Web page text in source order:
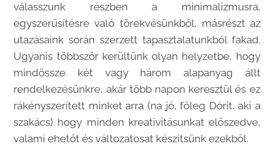
válasszunk részben a minimalizmusra,
egyszerűsítésre való törekvésünkből, másrészt az
utazásaink során szerzett tapasztalatunkból fakad.
Ugyanis többször kerültünk olyan helyzetbe, hogy
mindössze két vagy három alapanyag állt
rendelkezésünkre, akár több napon keresztül és ez
rákényszerített minket arra (na jó, főleg Dórit, aki a
szakács) hogy minden kreativitásunkat előszedve,
valami ehetőt és változatosat készítsünk ezekből.